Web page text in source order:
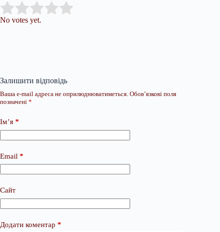
Rate this item:
No votes yet.
Залишити відповідь
Ваша e-mail адреса не оприлюднюватиметься. Обов’язкові поля
позначені *
Ім’я *
Email *
Сайт
Додати коментар *